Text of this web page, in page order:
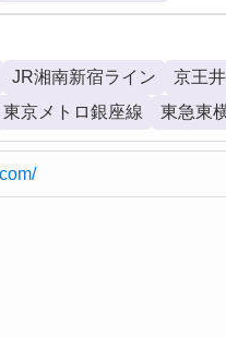
JR湘南新宿ライン 京王
東京メトロ銀座線 東急東